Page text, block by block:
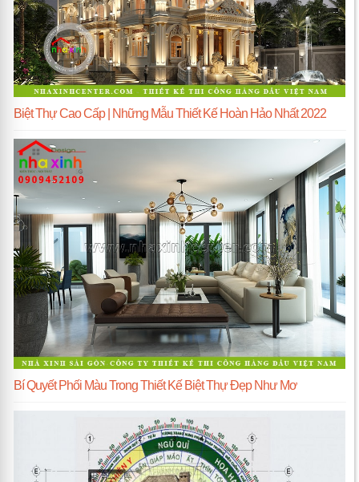
Biệt Thự Cao Cấp | Những Mẫu Thiết Kế Hoàn Hảo Nhất 2022
Bí Quyết Phối Màu Trong Thiết Kế Biệt Thự Đẹp Như Mơ